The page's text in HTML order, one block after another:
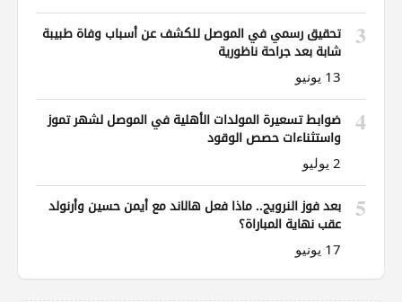
3
تحقيق رسمي في الموصل للكشف عن أسباب وفاة طبيبة
شابة بعد جراحة ناظورية
13 يونيو
4
ضوابط تسعيرة المولدات الأهلية في الموصل لشهر تموز
واستثناءات حصص الوقود
2 يوليو
5
بعد فوز النرويج.. ماذا فعل هالاند مع أيمن حسين وأرنولد
عقب نهاية المباراة؟
17 يونيو